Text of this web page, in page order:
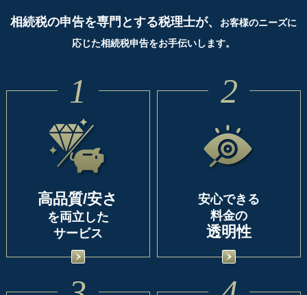
相続税の申告を専門とする税理士が、
お客様のニーズに
応じた相続税申告をお手伝いします。
1
高品質/安さ
を両立した
サービス
2
安心できる
料金の
透明性